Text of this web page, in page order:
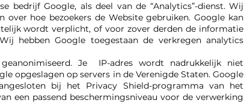
bedrijf Google, als deel van de “Analytics”-dienst. Wij
hoe bezoekers de Website gebruiken. Google kan
wordt verplicht, of voor zover derden de informatie
hebben Google toegestaan de verkregen analytics
Je IP-adres wordt nadrukkelijk niet
opgeslagen op servers in de Verenigde Staten. Google
bij het Privacy Shield-programma van het
een passend beschermingsniveau voor de verwerking